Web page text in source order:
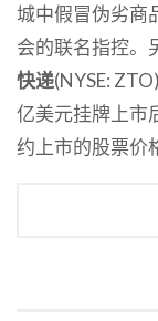
城中假冒伪劣商
会的联名指控。
快递(NYSE:
亿美元挂牌上市
约上市的股票价